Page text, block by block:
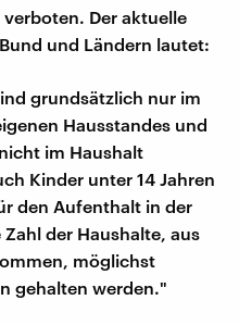
Der aktuelle
und Ländern lautet:
grundsätzlich nur im
Hausstandes und
im Haushalt
Kinder unter 14 Jahren
den Aufenthalt in der
der Haushalte, aus
möglichst
gehalten werden."